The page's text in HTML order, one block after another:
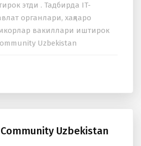
этди . Тадбирда IT-
органлари, xақларо
вакиллари иштирок
Uzbekistan
теxнологиялар...
Uzbekistan